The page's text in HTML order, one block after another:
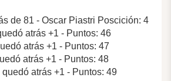
de 81 - Oscar Piastri Poscición: 4
atrás +1 - Puntos: 46
atrás +1 - Puntos: 47
atrás +1 - Puntos: 48
atrás +1 - Puntos: 49